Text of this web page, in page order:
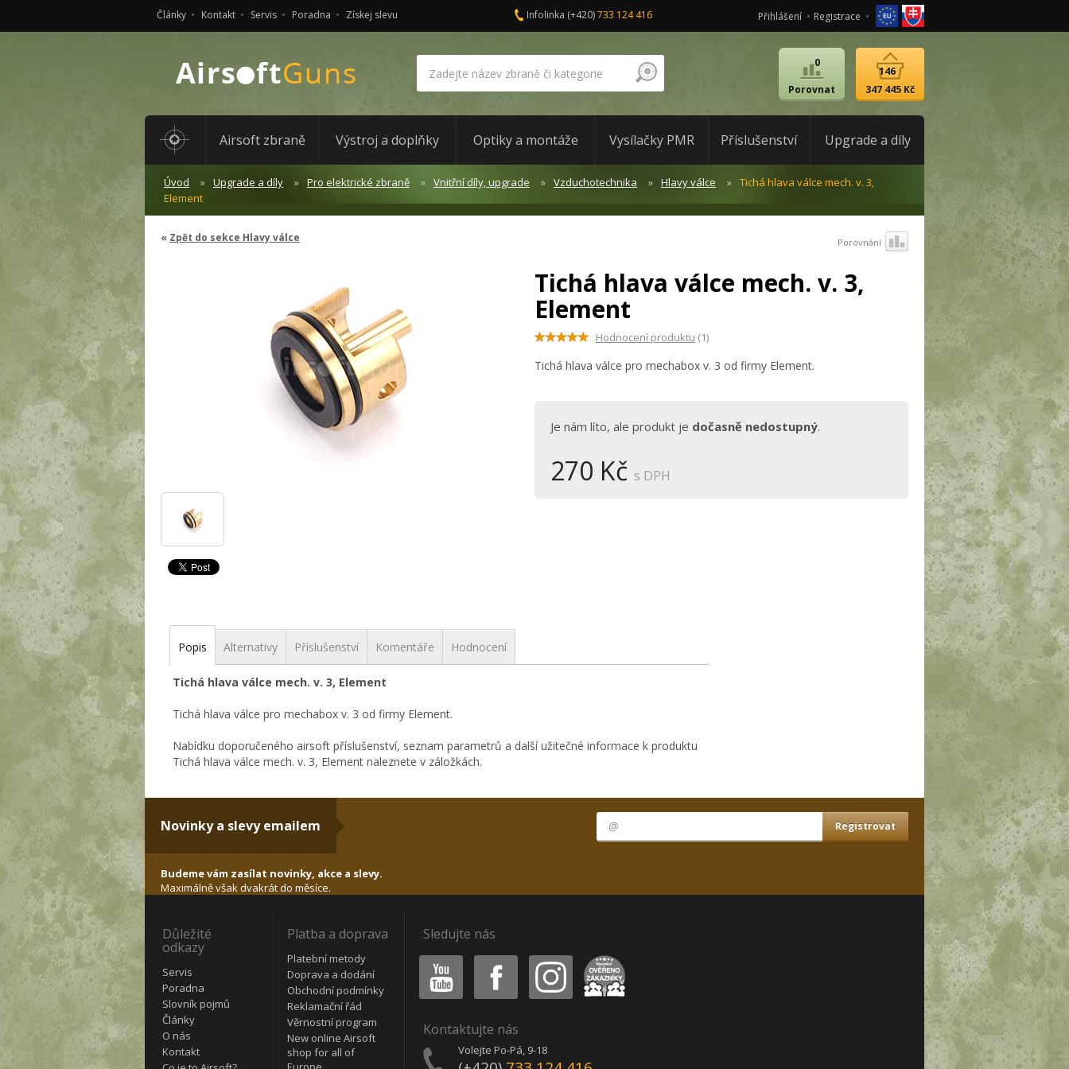
Články Kontakt Servis Poradna Získej slevu Infolinka (+420)733 124 416 Přihlášení Registrace
Porovnat
0
347 445 Kč
146
Airsoft zbraně Výstroj a doplňky Optiky a montáže Vysílačky PMR Příslušenství Upgrade a díly
Úvod Upgrade a díly Pro elektrické zbraně Vnitřní díly, upgrade Vzduchotechnika Hlavy válce
Tichá hlava válce mech. v. 3,
Element
Zpět do sekce Hlavy válce Porovnání
Tichá hlava válce mech. v. 3,
Element
Hodnocení produktu (1)
Tichá hlava válce pro mechabox v. 3 od firmy Element.
Je nám líto, ale produkt je dočasně nedostupný.
270 Kč s DPH
Popis Alternativy Příslušenství Komentáře Hodnocení
Tichá hlava válce mech. v. 3, Element
Tichá hlava válce pro mechabox v. 3 od firmy Element.
Nabídku doporučeného airsoft příslušenství, seznam parametrů a další užitečné informace k produktu
Tichá hlava válce mech. v. 3, Element naleznete v záložkách.
Novinky a slevy emailem
Budeme vám zasílat novinky, akce a slevy.
Maximálně však dvakrát do měsíce.
Důležité
odkazy
Servis
Poradna
Slovník pojmů
Články
O nás
Kontakt
Platba a doprava
Platební metody
Doprava a dodání
Obchodní podmínky
Reklamační řád
Věrnostní program
New online Airsoft
shop for all of
Sledujte nás
Youtube Facebook Instagram Heureka
Kontaktujte nás
Volejte Po-Pá, 9-18